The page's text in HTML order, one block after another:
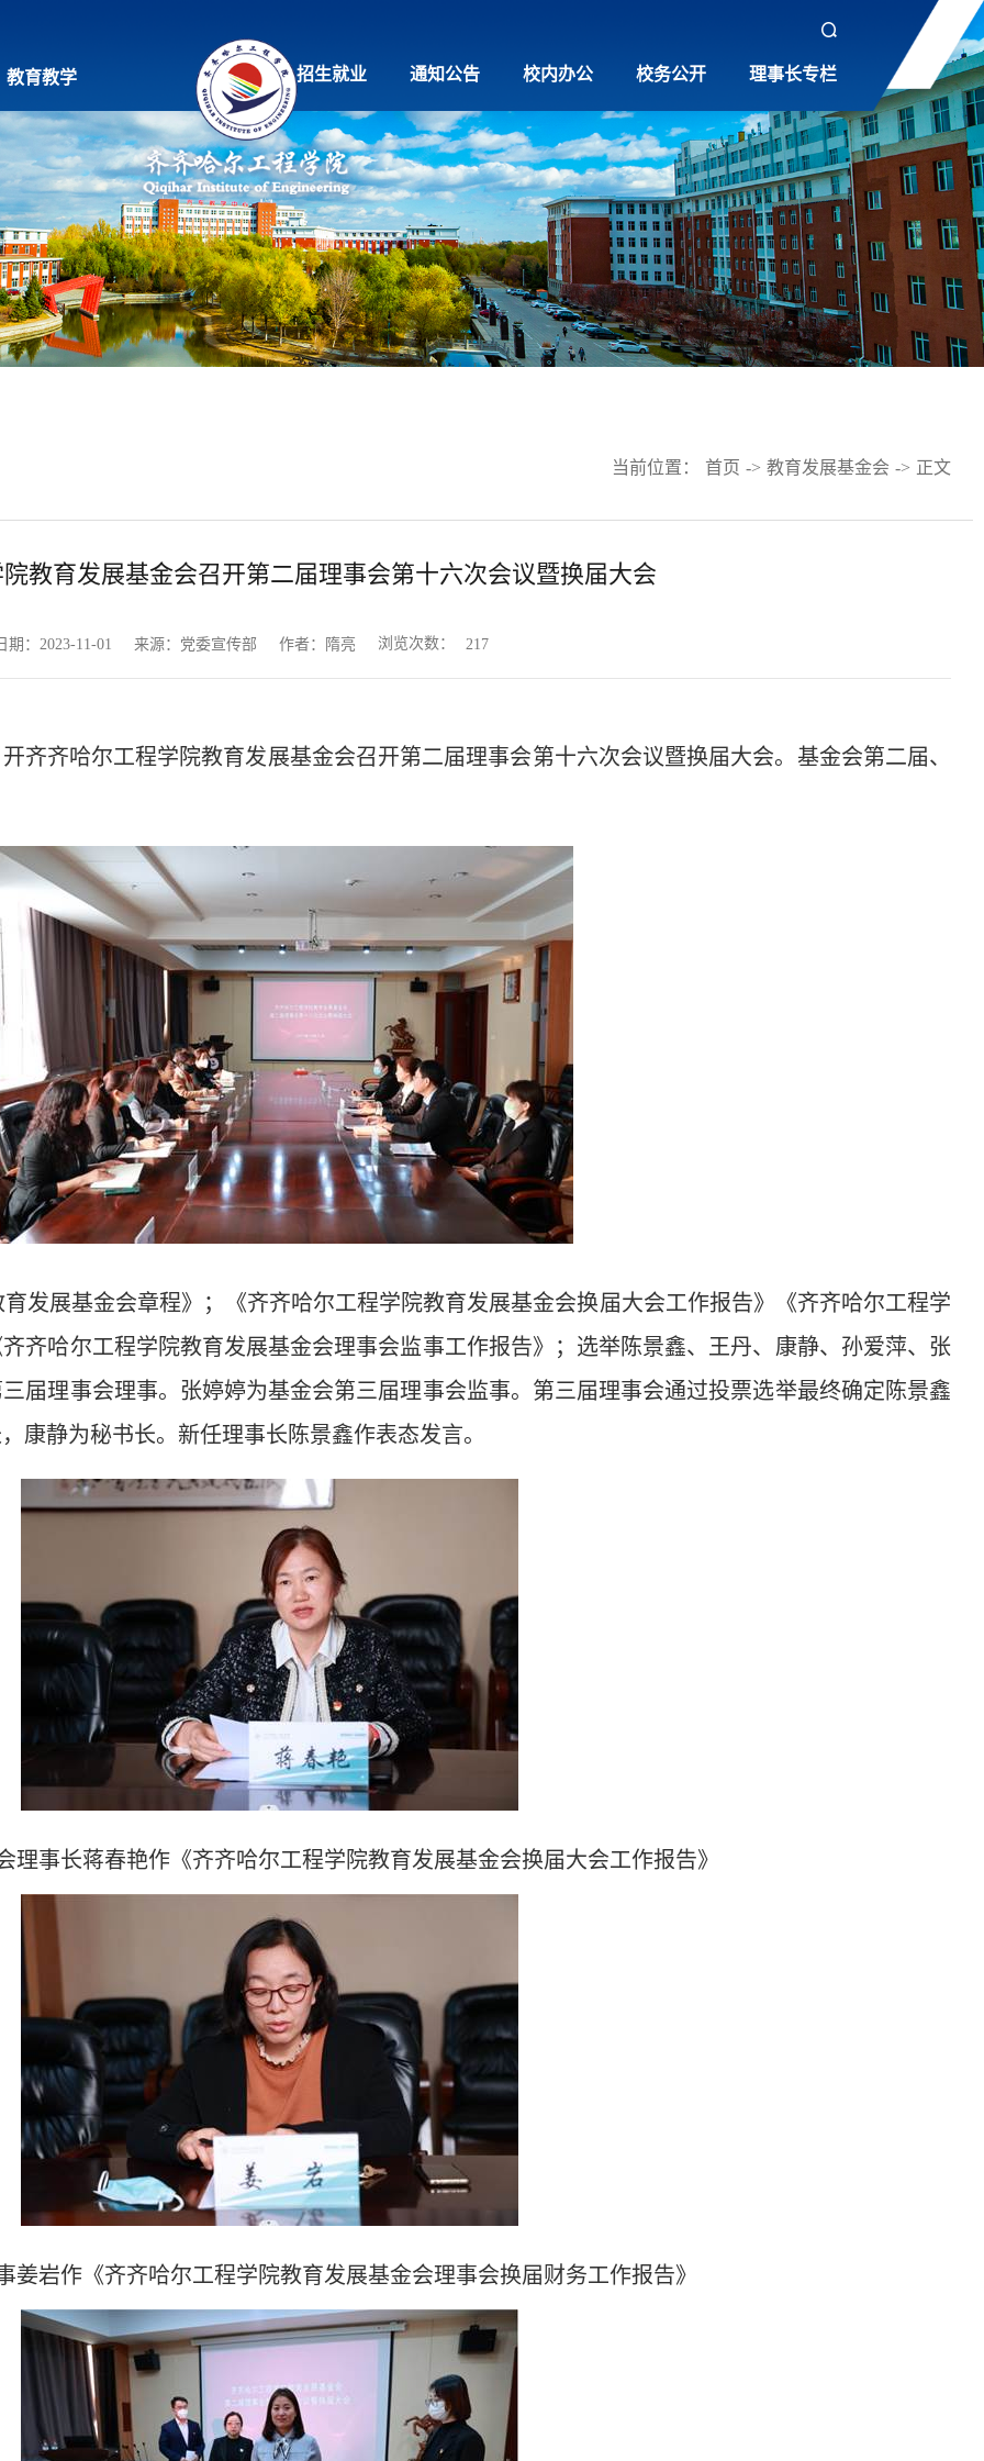
教育教学 招生就业 通知公告 校内办公 校务公开 理事长专栏
当前位置： 首页 -> 教育发展基金会 -> 正文
教育发展基金会召开第二届理事会第十六次会议暨换届大会
期：2023-11-01 来源：党委宣传部 作者：隋亮 浏览次数： 217
齐齐哈尔工程学院教育发展基金会召开第二届理事会第十六次会议暨换届大会。基金会第二届、
发展基金会章程》；《齐齐哈尔工程学院教育发展基金会换届大会工作报告》《齐齐哈尔工程学
齐哈尔工程学院教育发展基金会理事会监事工作报告》；选举陈景鑫、王丹、康静、孙爱萍、张
届理事会理事。张婷婷为基金会第三届理事会监事。第三届理事会通过投票选举最终确定陈景鑫
康静为秘书长。新任理事长陈景鑫作表态发言。
理事长蒋春艳作《齐齐哈尔工程学院教育发展基金会换届大会工作报告》
姜岩作《齐齐哈尔工程学院教育发展基金会理事会换届财务工作报告》